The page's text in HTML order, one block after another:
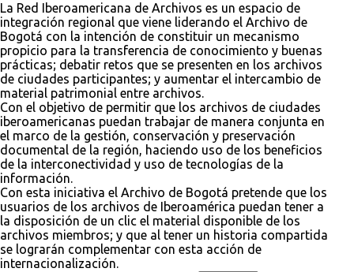
La Red Iberoamericana de Archivos es un espacio de
integración regional que viene liderando el Archivo de
Bogotá con la intención de constituir un mecanismo
propicio para la transferencia de conocimiento y buenas
prácticas; debatir retos que se presenten en los archivos
de ciudades participantes; y aumentar el intercambio de
material patrimonial entre archivos.
Con el objetivo de permitir que los archivos de ciudades
iberoamericanas puedan trabajar de manera conjunta en
el marco de la gestión, conservación y preservación
documental de la región, haciendo uso de los beneficios
de la interconectividad y uso de tecnologías de la
información.
Con esta iniciativa el Archivo de Bogotá pretende que los
usuarios de los archivos de Iberoamérica puedan tener a
la disposición de un clic el material disponible de los
archivos miembros; y que al tener un historia compartida
se lograrán complementar con esta acción de
internacionalización.